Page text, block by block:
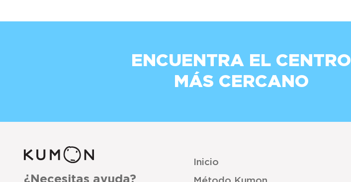
ENCUENTRA EL CENTRO
MÁS CERCANO
¿Necesitas ayuda?
Inicio